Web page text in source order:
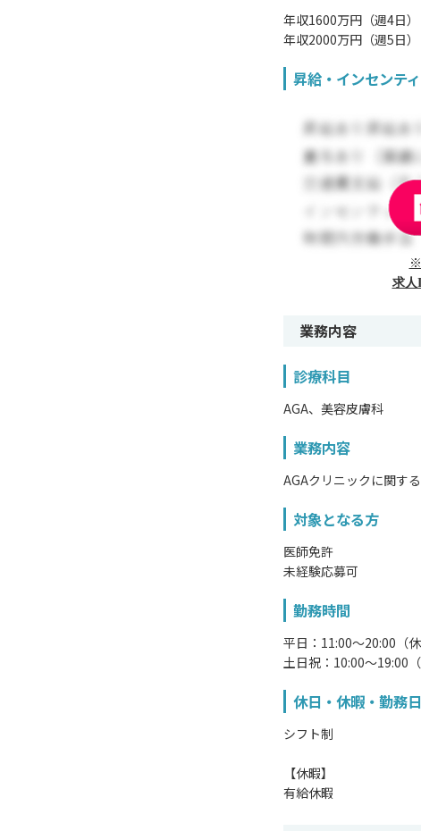
年収1600万円（週4日）
年収2000万円（週5日）
昇給・インセンテ
求人
業務内容
診療科目
AGA、美容皮膚科
業務内容
AGAクリニックに関す
対象となる方
医師免許
未経験応募可
勤務時間
平日：11:00～20:00（
土日祝：10:00～19:00（
休日・休暇・勤務
シフト制
【休暇】
有給休暇